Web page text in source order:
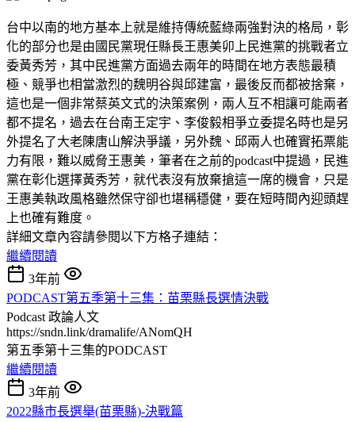
台中以南的地方基本上就是維持傳統藍綠兩強對決的格局，彰
化的部分也是由國民黨現任縣長王惠美卯上民進黨的挑戰者立
委黃秀芳，其中民進黨方面過去兩年的時間在地方表態最積
極、競爭也相當激烈的魏明谷與邱建富，最後反而都被捨棄，
這也是一個非常蔡英文式的決策案例，兩人互不相讓可能兩者
都不提名，過去在台南王定宇、李俊毅相爭立委提名時也是另
外提名了大老陳唐山解決爭議，另外魏、邱兩人也確實拓票能
力有限，難以威脅王惠美，筆者在之前的podcast中提過，民進
黨在彰化選擇黃秀芳，就代表沒有放棄搶這一席的機會，只是
王惠美執政風格雖然保守卻也堪稱穩健，要在短時間內迎頭趕
上也確有難度。
詳細文章內容請參閱以下方格子連結：
繼續閱讀
3年前
PODCAST第五季第十三集：苗栗縣長選情決戰
Podcast 政論人文
https://sndn.link/dramalife/ANomQH
第五季第十三集的PODCAST
繼續閱讀
3年前
2022縣市長選舉(苗栗縣)-決戰篇